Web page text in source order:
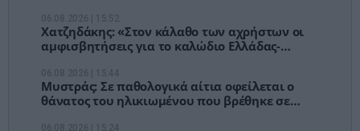
Χατζηδάκης: «Στον κάλαθο των αχρήστων οι
αμφισβητήσεις για το καλώδιο Ελλάδας-
Μυστράς: Σε παθολογικά αίτια οφείλεται ο
θάνατος του ηλικιωμένου που βρέθηκε σε